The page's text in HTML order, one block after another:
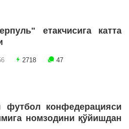
етакчисига катта
2718 47
футбол конфедерацияси
номзодини қўйишдан